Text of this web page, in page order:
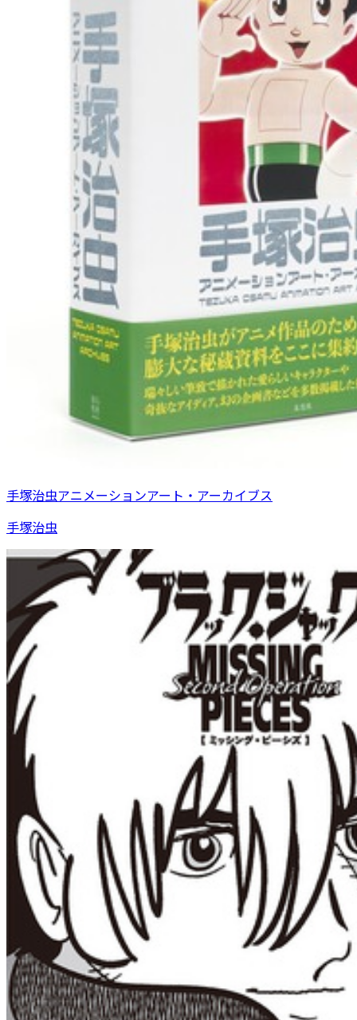
手塚治虫アニメーションアート・アーカイブス
手塚治虫